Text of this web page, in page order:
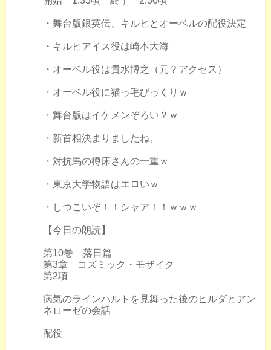
・舞台版銀英伝、キルヒとオーベルの配役決定
・キルヒアイス役は崎本大海
・オーベル役は貴水博之（元？アクセス）
・オーベル役に猫っ毛びっくりｗ
・舞台版はイケメンぞろい？ｗ
・新首相決まりましたね。
・対抗馬の樽床さんの一重ｗ
・東京大学物語はエロいｗ
・しつこいぞ！！シャア！！ｗｗｗ
【今日の朗読】
第10巻 落日篇
第3章 コズミック・モザイク
第2項
病気のラインハルトを見舞った後のヒルダとアン
ネローゼの会話
配役